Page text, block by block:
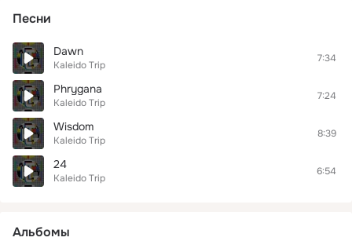
Песни
Dawn
Kaleido Trip
7:34
Phrygana
Kaleido Trip
7:24
Wisdom
Kaleido Trip
8:39
24
Kaleido Trip
6:54
Альбомы